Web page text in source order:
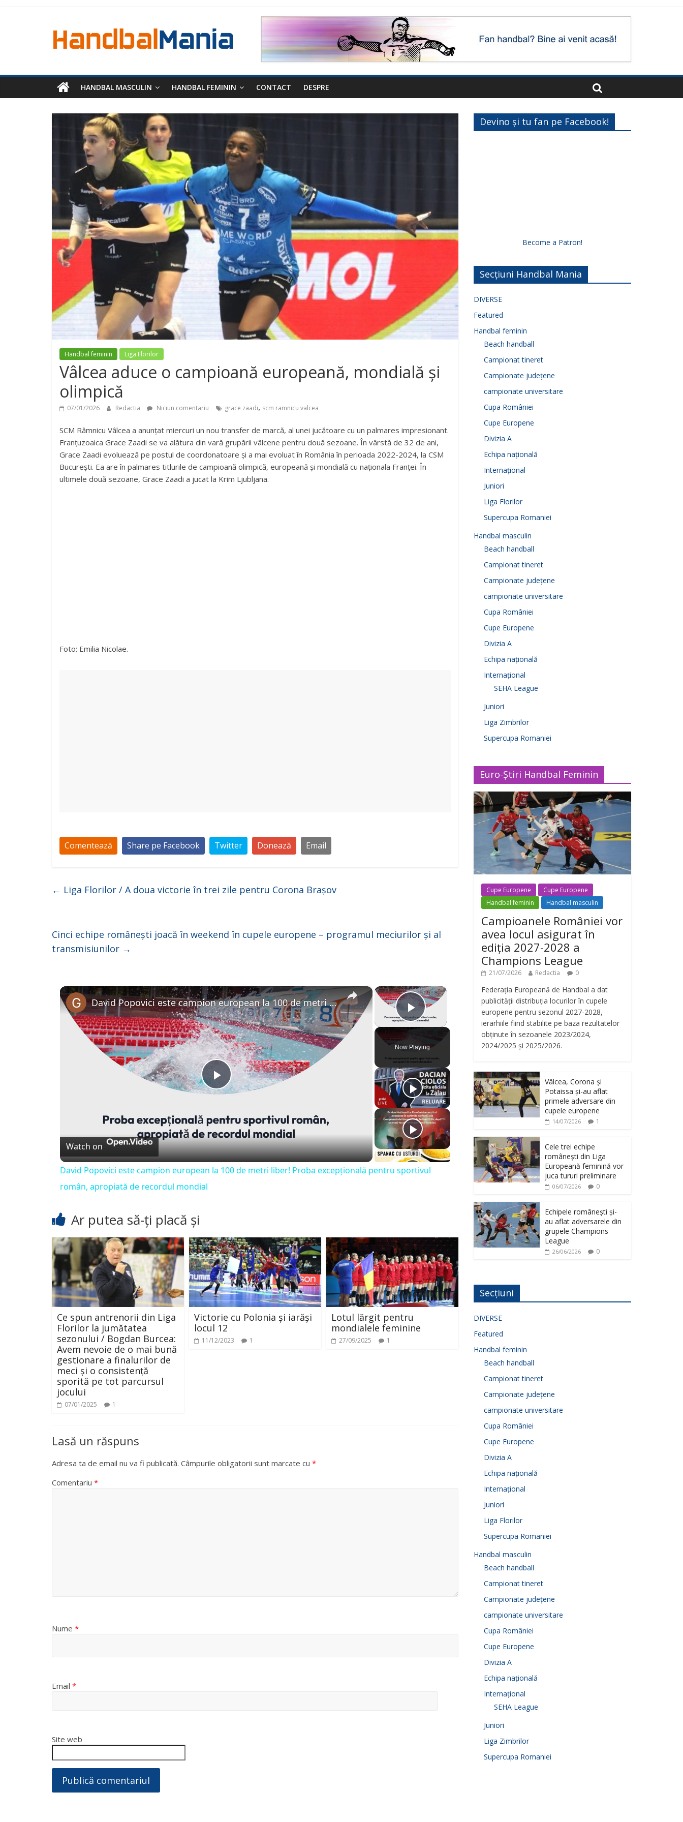
HANDBAL MASCULIN HANDBAL FEMININ CONTACT DESPRE
Handbal feminin Liga Florilor
Vâlcea aduce o campioană europeană, mondială și
olimpică
07/01/2026 Redactia Niciun comentariu grace zaadi, scm ramnicu valcea
SCM Râmnicu Vâlcea a anunțat miercuri un nou transfer de marcă, al unei jucătoare cu un palmares impresionant.
Franțuzoaica Grace Zaadi se va alătura din vară grupării vâlcene pentru două sezoane. În vârstă de 32 de ani,
Grace Zaadi evoluează pe postul de coordonatoare și a mai evoluat în România în perioada 2022-2024, la CSM
București. Ea are în palmares titlurile de campioană olimpică, europeană și mondială cu naționala Franței. În
ultimele două sezoane, Grace Zaadi a jucat la Krim Ljubljana.
Foto: Emilia Nicolae.
Comentează Share pe Facebook Twitter Donează Email
← Liga Florilor / A doua victorie în trei zile pentru Corona Brașov
Cinci echipe românești joacă în weekend în cupele europene – programul meciurilor și al
transmisiunilor →
×
Play Video
Now Playing
×
P
l
a
i
d
e
o
David Popovici este campion european la 100 de metri liber! Proba excepțională pentru sportivul român, apropiată de recordul mondial
Watch on
David Popovici este campion european la 100 de metri liber! Proba excepțională pentru sportivul
român, apropiată de recordul mondial
Ar putea să-ți placă și
Ce spun antrenorii din Liga
Florilor la jumătatea
sezonului / Bogdan Burcea:
Avem nevoie de o mai bună
gestionare a finalurilor de
meci și o consistență
sporită pe tot parcursul
jocului
07/01/2025 1
Victorie cu Polonia și iarăși
locul 12
11/12/2023 1
Lotul lărgit pentru
mondialele feminine
27/09/2025 1
Lasă un răspuns
Adresa ta de email nu va fi publicată. Câmpurile obligatorii sunt marcate cu *
Comentariu *
Nume *
Email *
Site web
Devino și tu fan pe Facebook!
Become a Patron!
Secțiuni Handbal Mania
DIVERSE
Featured
Handbal feminin
Beach handball
Campionat tineret
Campionate județene
campionate universitare
Cupa României
Cupe Europene
Divizia A
Echipa națională
Internațional
Juniori
Liga Florilor
Supercupa Romaniei
Handbal masculin
Beach handball
Campionat tineret
Campionate județene
campionate universitare
Cupa României
Cupe Europene
Divizia A
Echipa națională
Internațional
SEHA League
Juniori
Liga Zimbrilor
Supercupa Romaniei
Euro-Știri Handbal Feminin
Cupe Europene
Cupe Europene
Handbal feminin
Handbal masculin
Campioanele României vor
avea locul asigurat în
ediția 2027-2028 a
Champions League
21/07/2026 Redactia 0
Federația Europeană de Handbal a dat
publicității distribuția locurilor în cupele
europene pentru sezonul 2027-2028,
ierarhiile fiind stabilite pe baza rezultatelor
obținute în sezoanele 2023/2024,
2024/2025 și 2025/2026.
Vâlcea, Corona și
Potaissa și-au aflat
primele adversare din
cupele europene
14/07/2026 1
Cele trei echipe
românești din Liga
Europeană feminină vor
juca tururi preliminare
06/07/2026 0
Echipele românești și-
au aflat adversarele din
grupele Champions
League
26/06/2026 0
Secțiuni
DIVERSE
Featured
Handbal feminin
Beach handball
Campionat tineret
Campionate județene
campionate universitare
Cupa României
Cupe Europene
Divizia A
Echipa națională
Internațional
Juniori
Liga Florilor
Supercupa Romaniei
Handbal masculin
Beach handball
Campionat tineret
Campionate județene
campionate universitare
Cupa României
Cupe Europene
Divizia A
Echipa națională
Internațional
SEHA League
Juniori
Liga Zimbrilor
Supercupa Romaniei